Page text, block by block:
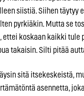
siistiä. Siihen täytyy
pyrkiäkin. Mutta se
ettei koskaan kaikki tule
takaisin. Silti pitää
sitä itsekeskeistä,
asennetta,